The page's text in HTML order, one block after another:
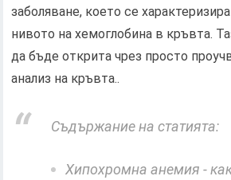
заболяване, което се
нивото на хемоглобина в кръвта.
да бъде открита чрез просто
анализ на кръвта..
Съдържание на статията:
Хипохромна анемия -